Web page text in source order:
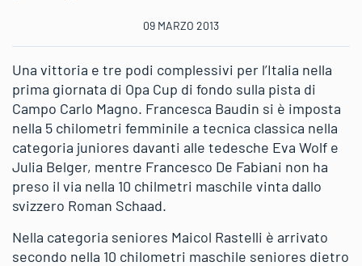
09 MARZO 2013
Una vittoria e tre podi complessivi per l’Italia nella
prima giornata di Opa Cup di fondo sulla pista di
Campo Carlo Magno. Francesca Baudin si è imposta
nella 5 chilometri femminile a tecnica classica nella
categoria juniores davanti alle tedesche Eva Wolf e
Julia Belger, mentre Francesco De Fabiani non ha
preso il via nella 10 chilmetri maschile vinta dallo
svizzero Roman Schaad.
Nella categoria seniores Maicol Rastelli è arrivato
secondo nella 10 chilometri maschile seniores dietro